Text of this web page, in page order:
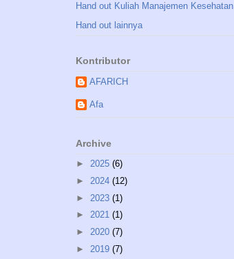
Hand out Kuliah Manajemen Kesehatan
Hand out lainnya
Kontributor
AFARICH
Afa
Archive
► 2025 (6)
► 2024 (12)
► 2023 (1)
► 2021 (1)
► 2020 (7)
► 2019 (7)